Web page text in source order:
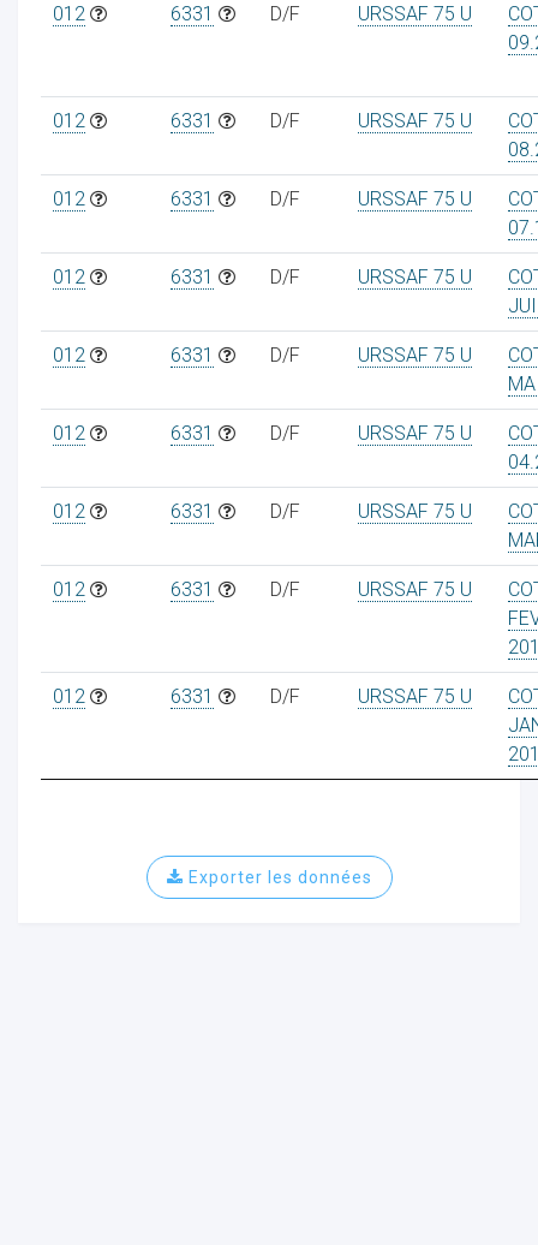
012 6331 D/F URSSAF 75 U
012 6331 D/F URSSAF 75 U
012 6331 D/F URSSAF 75 U
012 6331 D/F URSSAF 75 U
012 6331 D/F URSSAF 75 U
012 6331 D/F URSSAF 75 U
012 6331 D/F URSSAF 75 U
012 6331 D/F URSSAF 75 U
012 6331 D/F URSSAF 75 U
Exporter les données